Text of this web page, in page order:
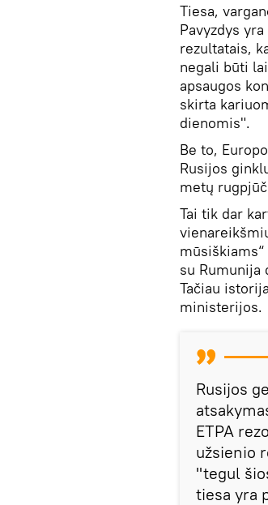
Tiesa,
Pavyzdys
rezultatais,
negali būti
apsaugos
skirta
dienomis".
Be to,
Rusijos
metų
Tai tik dar
su
Tačiau
ministerijos.
Rusijos
ETPA
užsienio
"tegul
tiesa yra